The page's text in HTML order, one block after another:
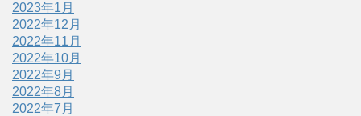
2023年1月
2022年12月
2022年11月
2022年10月
2022年9月
2022年8月
2022年7月